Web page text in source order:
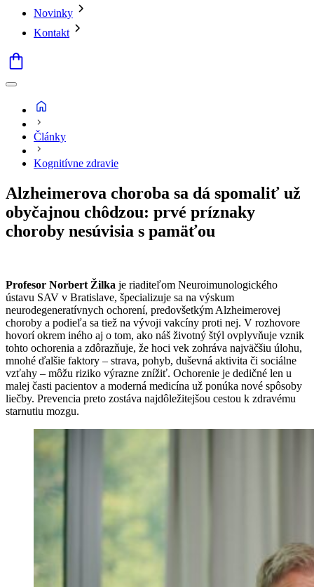
Novinky
Kontakt
Články
Kognitívne zdravie
Alzheimerova choroba sa dá spomaliť už
obyčajnou chôdzou: prvé príznaky
choroby nesúvisia s pamäťou
Profesor Norbert Žilka je riaditeľom Neuroimunologického
ústavu SAV v Bratislave, špecializuje sa na výskum
neurodegeneratívnych ochorení, predovšetkým Alzheimerovej
choroby a podieľa sa tiež na vývoji vakcíny proti nej. V rozhovore
hovorí okrem iného aj o tom, ako náš životný štýl ovplyvňuje vznik
tohto ochorenia a zdôrazňuje, že hoci vek zohráva najväčšiu úlohu,
mnohé ďalšie faktory – strava, pohyb, duševná aktivita či sociálne
vzťahy – môžu riziko výrazne znížiť. Ochorenie je dedičné len u
malej časti pacientov a moderná medicína už ponúka nové spôsoby
liečby. Prevencia preto zostáva najdôležitejšou cestou k zdravému
starnutiu mozgu.